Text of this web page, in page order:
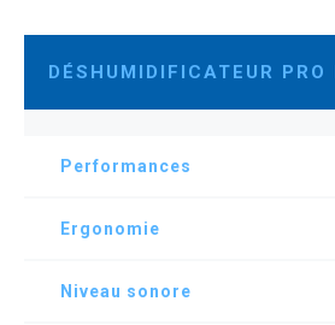
DÉSHUMIDIFICATEUR PRO
Performances
Ergonomie
Niveau sonore